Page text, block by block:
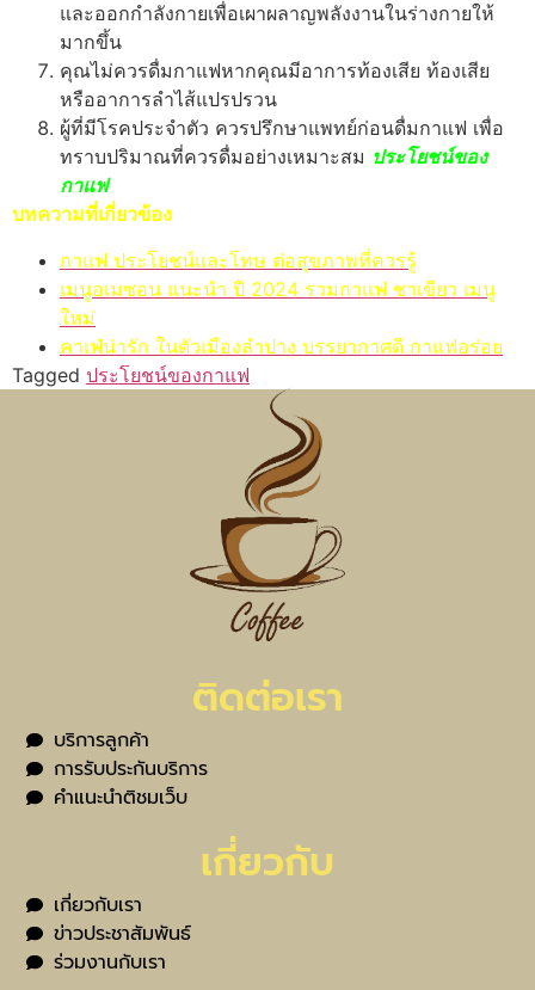
และออกกำลังกายเพื่อเผาผลาญพลังงานในร่างกายให้
มากขึ้น
คุณไม่ควรดื่มกาแฟหากคุณมีอาการท้องเสีย ท้องเสีย
หรืออาการลำไส้แปรปรวน
ผู้ที่มีโรคประจำตัว ควรปรึกษาแพทย์ก่อนดื่มกาแฟ เพื่อ
ทราบปริมาณที่ควรดื่มอย่างเหมาะสม ประโยชน์ของ
กาแฟ
บทความที่เกี่ยวข้อง
กาแฟ ประโยชน์และโทษ ต่อสุขภาพที่ควรรู้
เมนูอเมซอน แนะนำ ปี 2024 รวมกาแฟ ชาเขียว เมนู
ใหม่
คาเฟ่น่ารัก ในตัวเมืองลำปาง บรรยากาศดี กาแฟอร่อย
Tagged ประโยชน์ของกาแฟ
ติดต่อเรา
บริการลูกค้า
การรับประกันบริการ
คำแนะนำติชมเว็บ
เกี่ยวกับ
เกี่ยวกับเรา
ข่าวประชาสัมพันธ์
ร่วมงานกับเรา